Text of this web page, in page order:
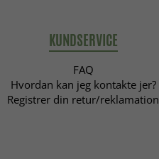
KUNDSERVICE
FAQ
Hvordan kan jeg kontakte jer?
Registrer din retur/reklamation